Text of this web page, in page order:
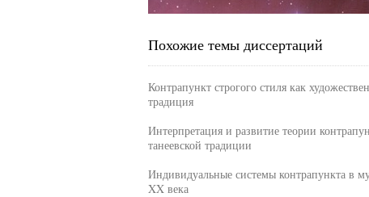
Похожие темы диссертаций
Контрапункт строгого стиля как
традиция
Интерпретация и развитие теории
танеевской традиции
Индивидуальные системы контрапункта в
XX века